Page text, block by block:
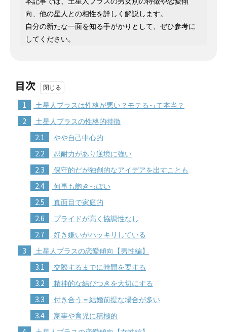
向、他の星人との相性を詳しく解説します。
自分の新たな一面を知る手がかりとして、ぜひ参考に
してください。
目次
1 土星人プラスは性格が悪い？モテるって本当？
2 土星人プラスの性格的特徴
2.1 やや自己中心的
2.2 忍耐力があり逆境に強い
2.3 保守的だが独創的なアイデアを出すことも
2.4 何事も飽きっぽい
2.5 真面目で家庭的
2.6 プライドが高く協調性なし
2.7 好き嫌いがハッキリしている
3 土星人プラスの恋愛傾向【男性編】
3.1 交際するまでに時間を要する
3.2 精神的な結びつきを大切にする
3.3 付き合う＝結婚前提な場合が多い
3.4 家事や育児に積極的